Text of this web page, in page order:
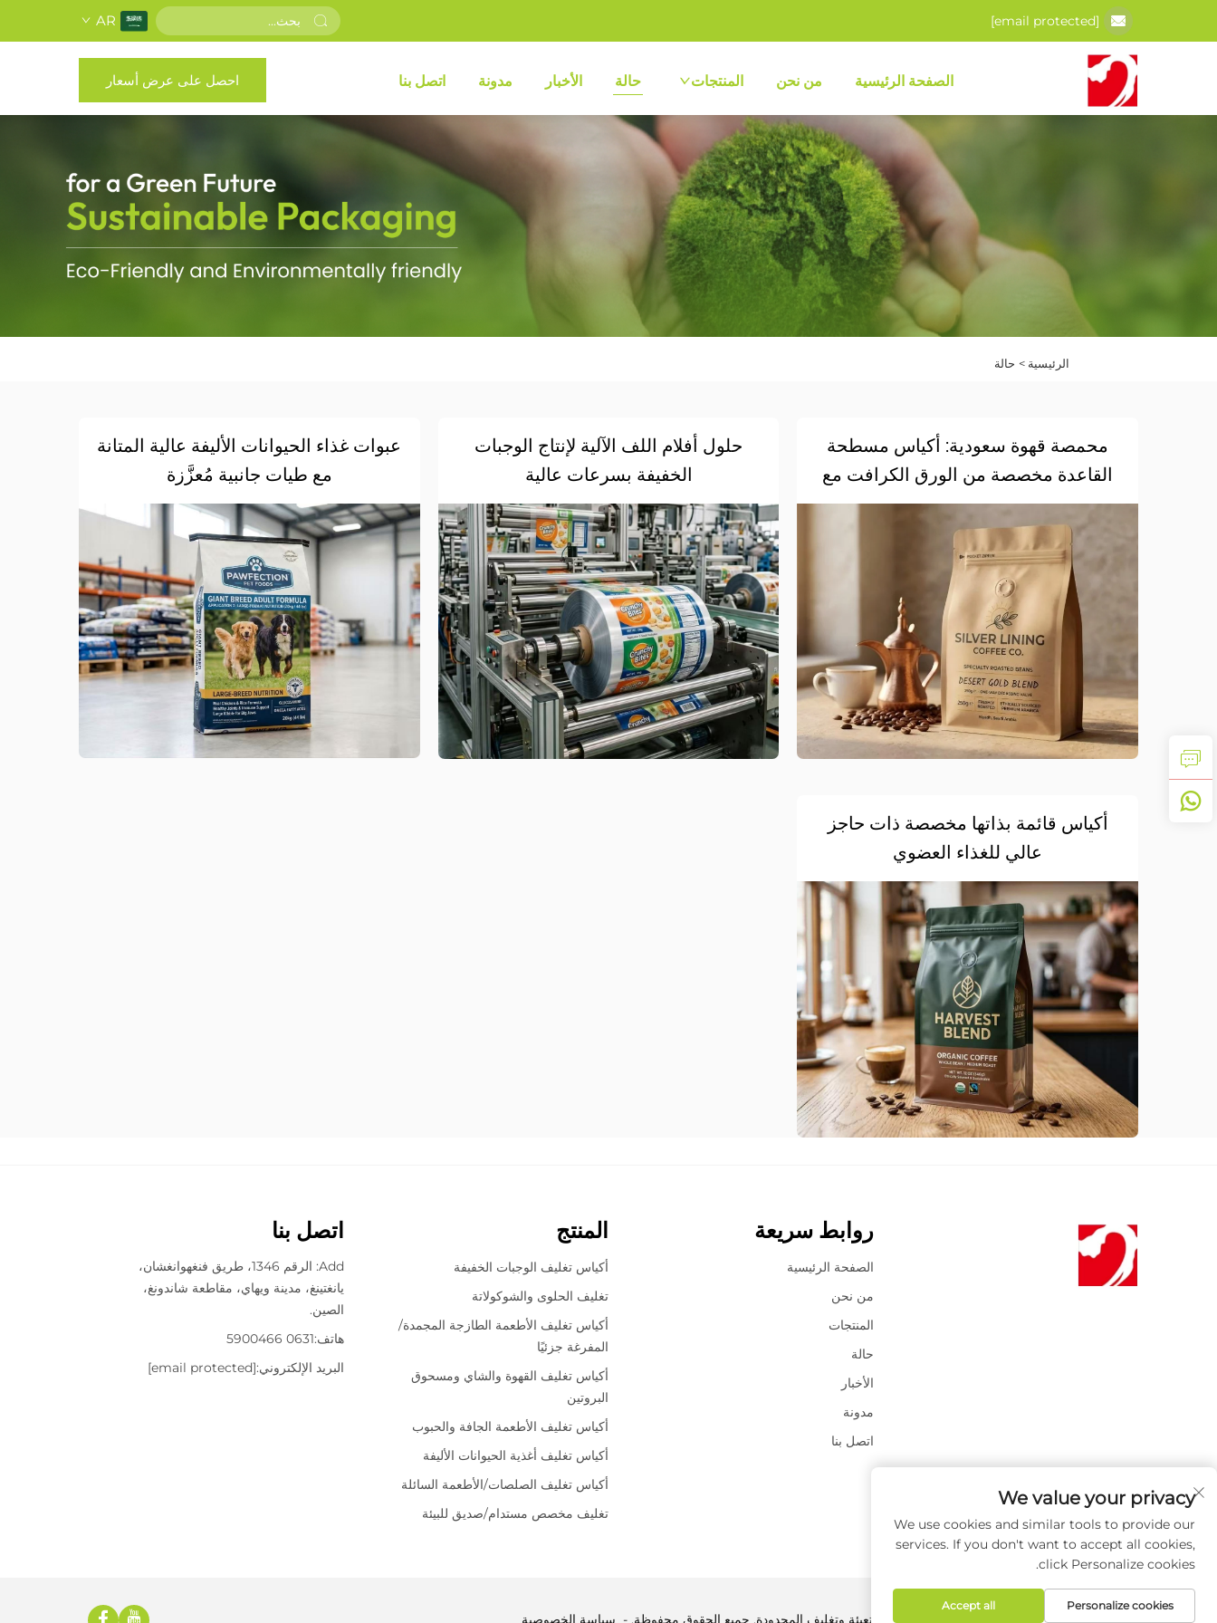
[email protected]
AR
الصفحة الرئيسية من نحن المنتجات حالة الأخبار مدونة اتصل بنا احصل على عرض أسعار
الرئيسية > حالة
محمصة قهوة سعودية: أكياس مسطحة
القاعدة مخصصة من الورق الكرافت مع
صمام أحادي الاتجاه
حلول أفلام اللف الآلية لإنتاج الوجبات
الخفيفة بسرعات عالية
عبوات غذاء الحيوانات الأليفة عالية المتانة
مع طيات جانبية مُعزَّزة
أكياس قائمة بذاتها مخصصة ذات حاجز
عالي للغذاء العضوي
روابط سريعة
الصفحة الرئيسية
من نحن
المنتجات
حالة
الأخبار
مدونة
اتصل بنا
المنتج
أكياس تغليف الوجبات الخفيفة
تغليف الحلوى والشوكولاتة
أكياس تغليف الأطعمة الطازجة المجمدة/
المفرغة جزئيًا
أكياس تغليف القهوة والشاي ومسحوق
البروتين
أكياس تغليف الأطعمة الجافة والحبوب
أكياس تغليف أغذية الحيوانات الأليفة
أكياس تغليف الصلصات/الأطعمة السائلة
تغليف مخصص مستدام/صديق للبيئة
اتصل بنا
Add: الرقم 1346، طريق فنغهوانغشان،
يانغتينغ، مدينة ويهاي، مقاطعة شاندونغ،
الصين.
هاتف:0631 5900466
البريد الإلكتروني:[email protected]
We value your privacy
We use cookies and similar tools to provide our
services. If you don't want to accept all cookies,
click Personalize cookies.
Personalize cookies
Accept all